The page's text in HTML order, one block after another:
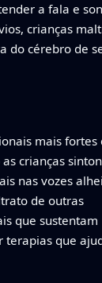
a fala e
crianças
do cérebro de
mais fortes
crianças
nas vozes
de outras
que sustentam
terapias que